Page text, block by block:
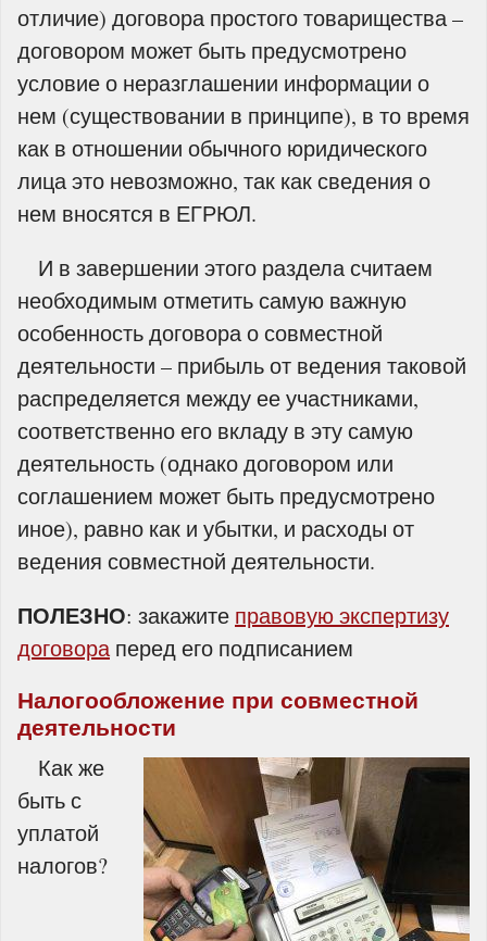
отличие) договора простого товарищества –
договором может быть предусмотрено
условие о неразглашении информации о
нем (существовании в принципе), в то время
как в отношении обычного юридического
лица это невозможно, так как сведения о
нем вносятся в ЕГРЮЛ.
И в завершении этого раздела считаем
необходимым отметить самую важную
особенность договора о совместной
деятельности – прибыль от ведения таковой
распределяется между ее участниками,
соответственно его вкладу в эту самую
деятельность (однако договором или
соглашением может быть предусмотрено
иное), равно как и убытки, и расходы от
ведения совместной деятельности.
ПОЛЕЗНО: закажите правовую экспертизу
договораперед его подписанием
Налогообложение при совместной
деятельности
Как же
быть с
уплатой
налогов?